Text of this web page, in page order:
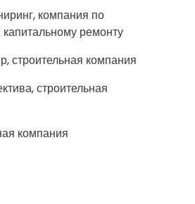
компания по
капитальному ремонту
строительная компания
строительная
компания